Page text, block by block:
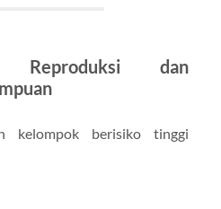
Reproduksi dan
kelompok berisiko tinggi